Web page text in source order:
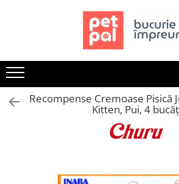
Câini
Hrană Uscată Câini
Câine Junior
Recompense Cremoase Pisică
Kitten, Pui, 4